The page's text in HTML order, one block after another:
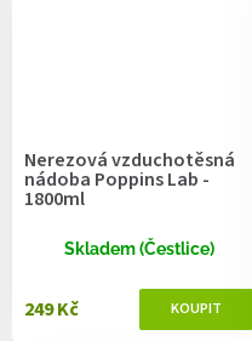
Nerezová vzduchotěsná
nádoba Poppins Lab -
1800ml
Skladem (Čestlice)
249 Kč